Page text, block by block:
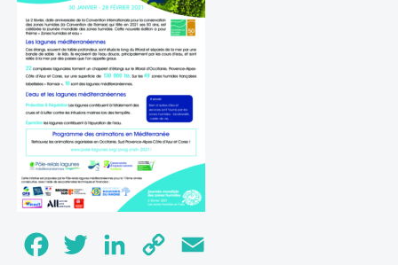
FacebookTwitter LinkedInCopy